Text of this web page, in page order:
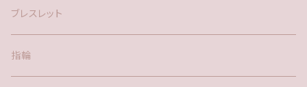
アメリカン
ポスト
ブレスレット
指輪